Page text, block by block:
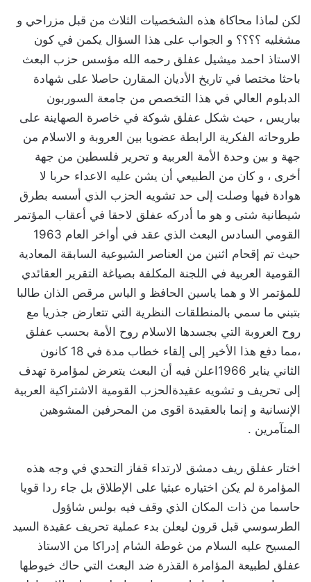
‏لكن لماذا محاكاة هذه الشخصيات الثلاث من قبل مزراحي و
مشغليه ؟؟؟؟ و الجواب على هذا السؤال يكمن في كون
الاستاذ احمد ميشيل عفلق رحمه الله مؤسس حزب البعث
باحثا مختصا في تاريخ الأديان المقارن حاصلا على شهادة
الدبلوم العالي في هذا التخصص من جامعة السوربون
بباريس ، حيث شكل عفلق شوكة في خاصرة الصهاينة على
طروحاته الفكرية الرابطة عضويا بين العروبة و الاسلام من
جهة و بين وحدة الأمة العربية و تحرير فلسطين من جهة
أخرى ، و كان من الطبيعي أن يشن عليه الاعداء حربا لا
هوادة فيها وصلت إلى حد تشويه الحزب الذي أسسه بطرق
شيطانية شتى و هو ما أدركه عفلق لاحقا في أعقاب المؤتمر
القومي السادس البعث الذي عقد في أواخر العام 1963
حيث تم إقحام اثنين من العناصر الشيوعية السابقة المعادية
القومية العربية في اللجنة المكلفة بصياغة التقرير العقائدي
للمؤتمر الا و هما ياسين الحافظ و الياس مرقص الذان طالبا
بتبني ما سمي بالمنطلقات النظرية التي تتعارض جذريا مع
روح العروبة التي بجسدها الاسلام روح الأمة بحسب عفلق
،مما دفع هذا الأخير إلى إلقاء خطاب مدة في 18 كانون
الثاني يناير 1966اعلن فيه أن البعث يتعرض لمؤامرة تهدف
إلى تحريف و تشويه عقيدةالحزب القومية الاشتراكية العربية
الإنسانية و إنما بالعقيدة اقوى من المحرفين المشوهين
المتآمرين .
‏اختار عفلق ريف دمشق لارتداء قفاز التحدي في وجه هذه
المؤامرة لم يكن اختياره عبثيا على الإطلاق بل جاء ردا قويا
حاسما من ذات المكان الذي وقف فيه بولس شاؤول
الطرسوسي قبل قرون ليعلن بدء عملية تحريف عقيدة السيد
المسيح عليه السلام من غوطة الشام إدراكا من الاستاذ
عفلق لطبيعة المؤامرة القذرة ضد البعث التي حاك خيوطها